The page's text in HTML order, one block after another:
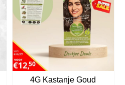
4G Kastanje Goud